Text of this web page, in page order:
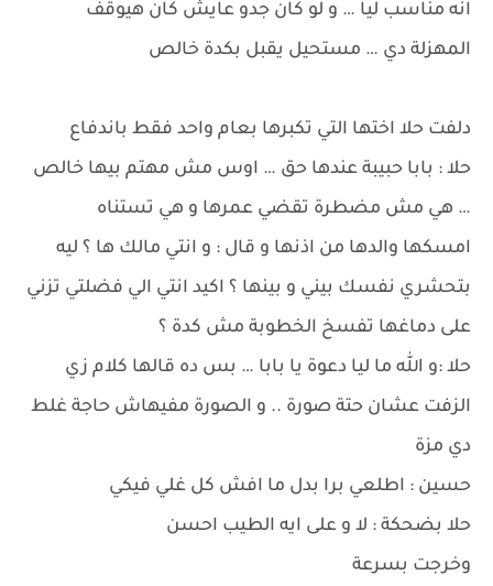
انه مناسب ليا … و لو كان جدو عايش كان هيوقف
المهزلة دي … مستحيل يقبل بكدة خالص
دلفت حلا اختها التي تكبرها بعام واحد فقط باندفاع
حلا : بابا حبيبة عندها حق … اوس مش مهتم بيها خالص
… هي مش مضطرة تقضي عمرها و هي تستناه
امسكها والدها من اذنها و قال : و انتي مالك ها ؟ ليه
بتحشري نفسك بيني و بينها ؟ اكيد انتي الي فضلتي تزني
على دماغها تفسخ الخطوبة مش كدة ؟
حلا :و الله ما ليا دعوة يا بابا … بس ده قالها كلام زي
الزفت عشان حتة صورة .. و الصورة مفيهاش حاجة غلط
دي مزة
حسين : اطلعي برا بدل ما افش كل غلي فيكي
حلا بضحكة : لا و على ايه الطيب احسن
وخرجت بسرعة